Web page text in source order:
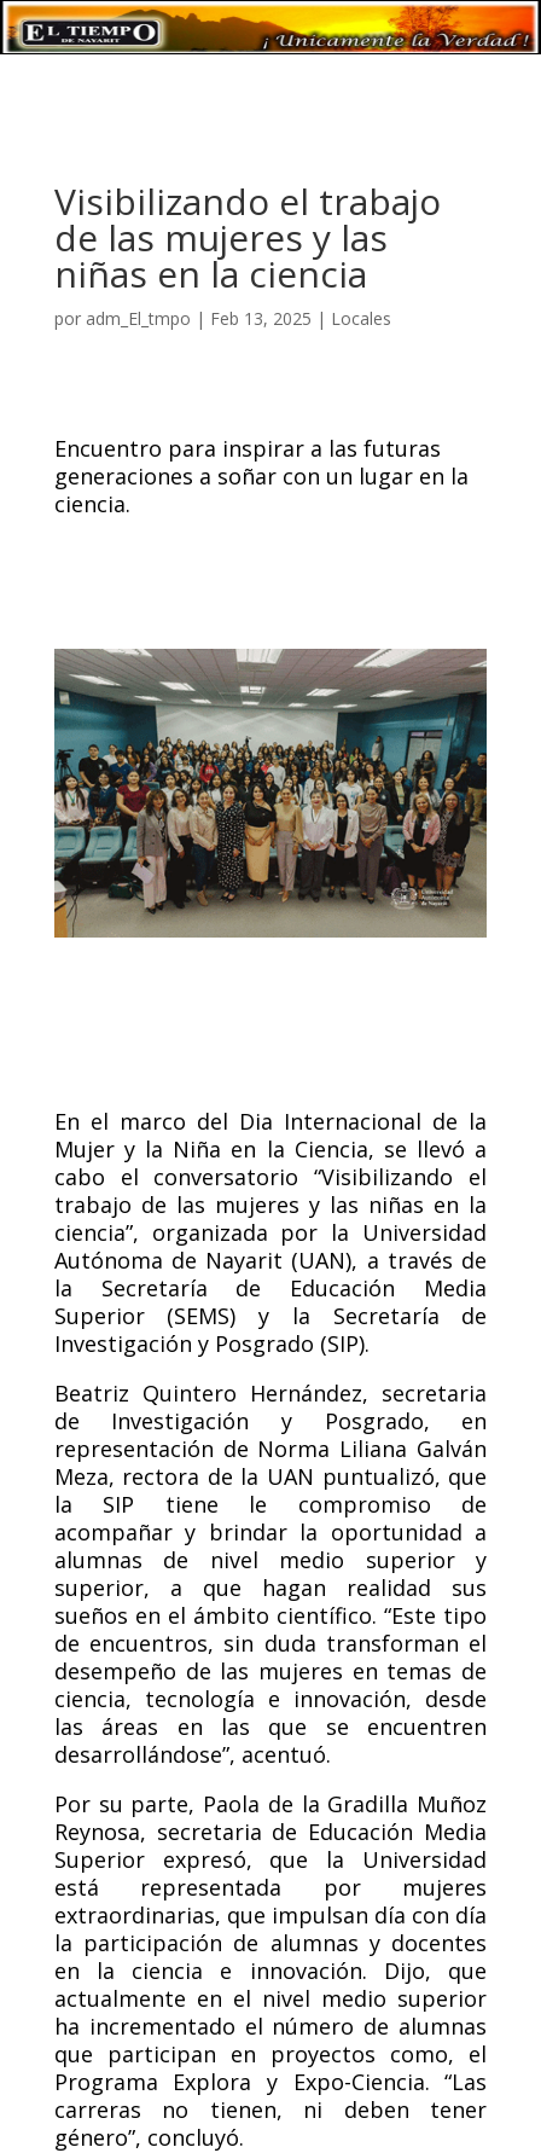
Visibilizando el trabajo
de las mujeres y las
niñas en la ciencia
por adm_El_tmpo | Feb 13, 2025 | Locales
Encuentro para inspirar a las futuras
generaciones a soñar con un lugar en la
ciencia.
En el marco del Dia Internacional de la
Mujer y la Niña en la Ciencia, se llevó a
cabo el conversatorio “Visibilizando el
trabajo de las mujeres y las niñas en la
ciencia”, organizada por la Universidad
Autónoma de Nayarit (UAN), a través de
la Secretaría de Educación Media
Superior (SEMS) y la Secretaría de
Investigación y Posgrado (SIP).
Beatriz Quintero Hernández, secretaria
de Investigación y Posgrado, en
representación de Norma Liliana Galván
Meza, rectora de la UAN puntualizó, que
la SIP tiene le compromiso de
acompañar y brindar la oportunidad a
alumnas de nivel medio superior y
superior, a que hagan realidad sus
sueños en el ámbito científico. “Este tipo
de encuentros, sin duda transforman el
desempeño de las mujeres en temas de
ciencia, tecnología e innovación, desde
las áreas en las que se encuentren
desarrollándose”, acentuó.
Por su parte, Paola de la Gradilla Muñoz
Reynosa, secretaria de Educación Media
Superior expresó, que la Universidad
está representada por mujeres
extraordinarias, que impulsan día con día
la participación de alumnas y docentes
en la ciencia e innovación. Dijo, que
actualmente en el nivel medio superior
ha incrementado el número de alumnas
que participan en proyectos como, el
Programa Explora y Expo-Ciencia. “Las
carreras no tienen, ni deben tener
género”, concluyó.